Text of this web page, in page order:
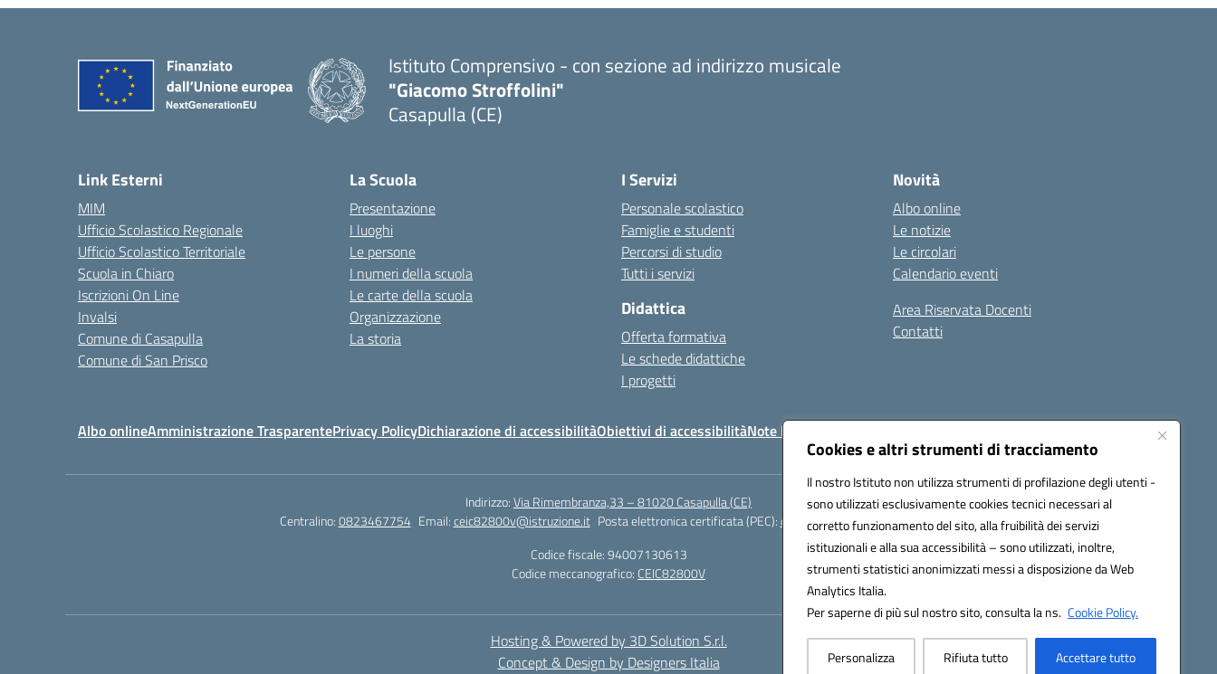
Cookies e altri strumenti di tracciamento
Il nostro Istituto non utilizza strumenti di profilazione degli utenti -
sono utilizzati esclusivamente cookies tecnici necessari al
corretto funzionamento del sito, alla fruibilità dei servizi
istituzionali e alla sua accessibilità – sono utilizzati, inoltre,
strumenti statistici anonimizzati messi a disposizione da Web
Analytics Italia.
Per saperne di più sul nostro sito, consulta la ns. Cookie Policy.
Personalizza Rifiuta tutto Accettare tutto
Istituto Comprensivo - con sezione ad indirizzo musicale
"Giacomo Stroffolini"
Casapulla (CE)
Link Esterni
MIM
Ufficio Scolastico Regionale
Ufficio Scolastico Territoriale
Scuola in Chiaro
Iscrizioni On Line
Invalsi
Comune di Casapulla
Comune di San Prisco
La Scuola
Presentazione
I luoghi
Le persone
I numeri della scuola
Le carte della scuola
Organizzazione
La storia
I Servizi
Personale scolastico
Famiglie e studenti
Percorsi di studio
Tutti i servizi
Didattica
Offerta formativa
Le schede didattiche
I progetti
Novità
Albo online
Le notizie
Le circolari
Calendario eventi
Area Riservata Docenti
Contatti
Albo onlineAmministrazione TrasparentePrivacy PolicyDichiarazione di accessibilitàObiettivi di accessibilitàNote legali Seguici su:
Indirizzo:Via Rimembranza,33 – 81020 Casapulla (CE)
Centralino:0823467754 Email:ceic82800v@istruzione.it Posta elettronica certificata (PEC):ceic82800v@pec.istruzione.it
Codice fiscale: 94007130613
Codice meccanografico: CEIC82800V
Hosting & Powered by 3D Solution S.r.l.
Concept & Design by Designers Italia